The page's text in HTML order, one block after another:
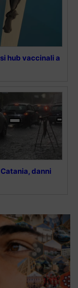
hub vaccinali a
danni